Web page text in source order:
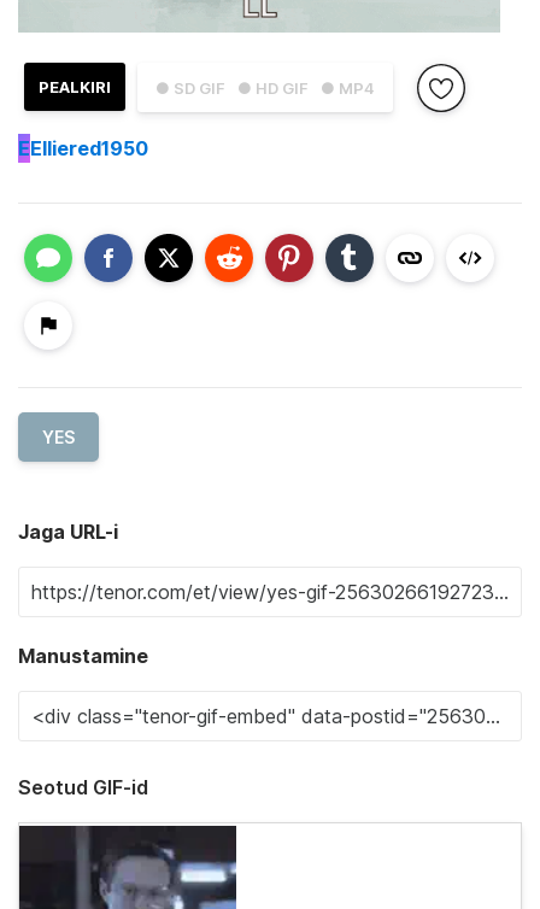
● SD GIF ● HD GIF ● MP4
PEALKIRI
EElliered1950
YES
Jaga URL-i
Manustamine
Seotud GIF-id